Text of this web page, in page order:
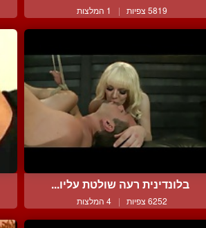
5819 צפיות | 1 המלצות
בלונדינית רעה שולטת עליו...
6252 צפיות | 4 המלצות